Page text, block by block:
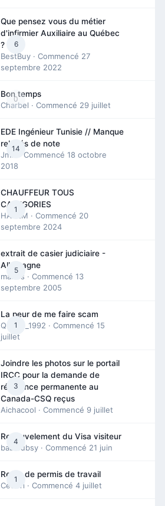
6
Que pensez vous du métier
d'infirmier Auxiliaire au Québec
?
BestBuy · Commencé 27
septembre 2022
0
Bon temps
Charbel · Commencé 29 juillet
14
EDE Ingénieur Tunisie // Manque
relevés de note
Jmili
· Commencé 18 octobre
2018
1
CHAUFFEUR TOUS
CATEGORIES
HAZEM · Commencé 20
septembre 2024
5
extrait de casier judiciaire -
Allemagne
maries · Commencé 13
septembre 2005
1
La peur de me faire scam
Queen_1992 · Commencé 15
juillet
3
Joindre les photos sur le portail
IRCC pour la demande de
résidence permanente au
Canada-CSQ reçus
Aichacool · Commencé 9 juillet
4
Renouvelement du Visa visiteur
babibubsy · Commencé 21 juin
1
Refus de permis de travail
Cedbri · Commencé 4 juillet